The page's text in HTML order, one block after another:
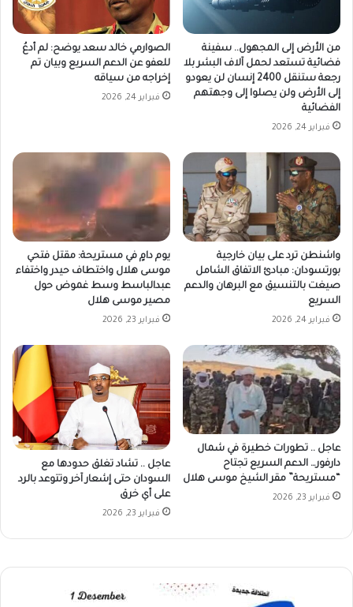
من الأرض إلى المجهول.. سفينة
فضائية تستعد لحمل آلاف البشر بلا
رجعة ستنقل 2400 إنسان لن يعودو
إلى الأرض ولن يصلوا إلى وجهتهم
الفضائية
فبراير 24, 2026
الصوارمي خالد سعد يوضح: لم أدعُ
للعفو عن الدعم السريع وبيان تم
إخراجه من سياقه
فبراير 24, 2026
واشنطن ترد على بيان خارجية
بورتسودان: مبادئ الاتفاق الشامل
صيغت بالتنسيق مع البرهان والدعم
السريع
فبراير 24, 2026
يوم دامٍ في مستريحة: مقتل فتحي
موسى هلال واختطاف حيدر واختفاء
عبدالباسط وسط غموض حول
مصير موسى هلال
فبراير 23, 2026
عاجل .. تطورات خطيرة في شمال
دارفور… الدعم السريع تجتاح
“مستريحة” مقر الشيخ موسى هلال
فبراير 23, 2026
عاجل .. تشاد تغلق حدودها مع
السودان حتى إشعار آخر وتتوعد بالرد
على أي خرق
فبراير 23, 2026